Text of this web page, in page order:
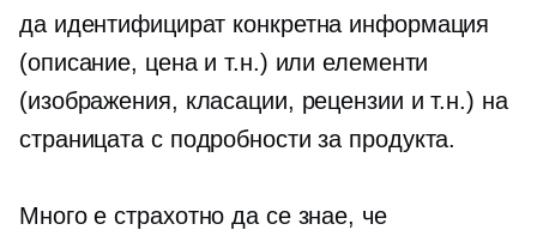
да идентифицират конкретна информация
(описание, цена и т.н.) или елементи
(изображения, класации, рецензии и т.н.) на
страницата с подробности за продукта.
Много е страхотно да се знае, че